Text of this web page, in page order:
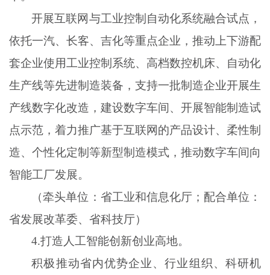
开展互联网与工业控制自动化系统融合试点，
依托一汽、长客、吉化等重点企业，推动上下游配
套企业使用工业控制系统、高档数控机床、自动化
生产线等先进制造装备，支持一批制造企业开展生
产线数字化改造，建设数字车间、开展智能制造试
点示范，着力推广基于互联网的产品设计、柔性制
造、个性化定制等新型制造模式，推动数字车间向
智能工厂发展。
（牵头单位：省工业和信息化厅；配合单位：
省发展改革委、省科技厅）
4.打造人工智能创新创业高地。
积极推动省内优势企业、行业组织、科研机